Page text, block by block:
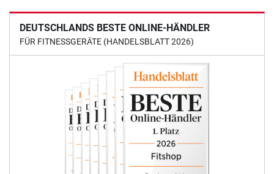
DEUTSCHLANDS BESTE ONLINE-HÄNDLER
FÜR FITNESSGERÄTE (HANDELSBLATT 2026)